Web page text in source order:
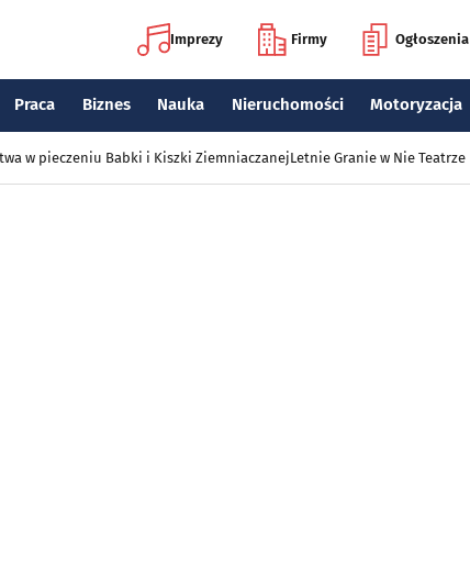
Imprezy Firmy Ogłoszenia
Praca Biznes Nauka Nieruchomości Motoryzacja
w pieczeniu Babki i Kiszki ZiemniaczanejLetnie Granie w Nie Teatrze